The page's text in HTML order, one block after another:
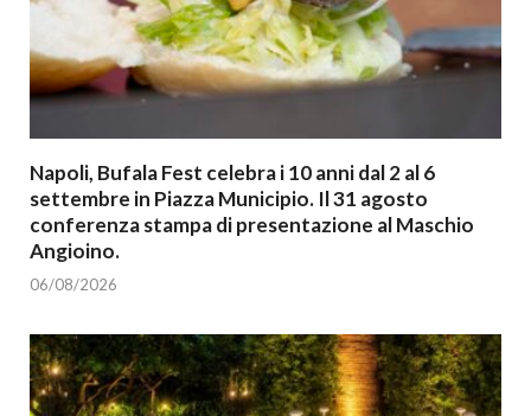
Napoli, Bufala Fest celebra i 10 anni dal 2 al 6
settembre in Piazza Municipio. Il 31 agosto
conferenza stampa di presentazione al Maschio
Angioino.
06/08/2026